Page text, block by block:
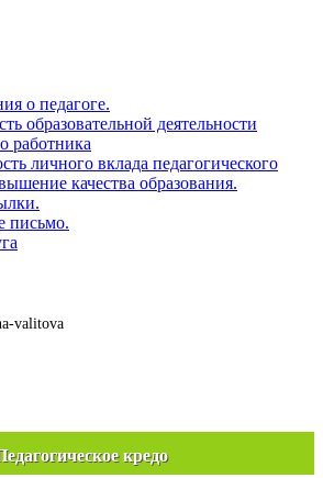
о педагоге.
образовательной деятельности
работника
личного вклада педагогического
качества образования.
письмо.
valitova
кредо